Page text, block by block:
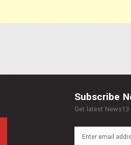
Subscribe
Get latest